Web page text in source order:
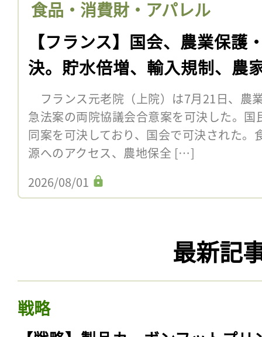
食品・消費財・アパレル
【フランス】国会、農業保護
決。貯水倍増、輸入規制、農
フランス元老院（上院）は7月21日、農
急法案の両院協議会合意案を可決した。
同案を可決しており、国会で可決された。
源へのアクセス、農地保全 […]
2026/08/01
最新記
戦略